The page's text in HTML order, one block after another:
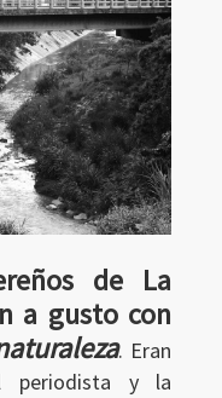
de La
a gusto con
. Eran
periodista y la